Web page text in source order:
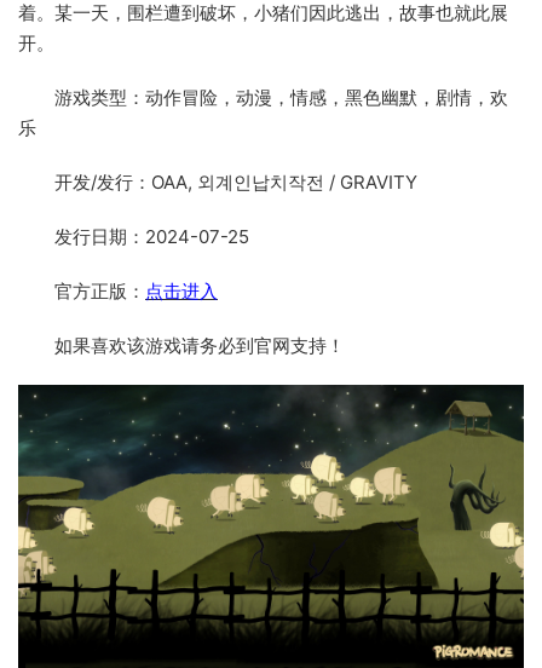
着。某一天，围栏遭到破坏，小猪们因此逃出，故事也就此展
开。
游戏类型：动作冒险，动漫，情感，黑色幽默，剧情，欢
乐
开发/发行：OAA, 외계인납치작전 / GRAVITY
发行日期：2024-07-25
官方正版： 点击进入
如果喜欢该游戏请务必到官网支持！